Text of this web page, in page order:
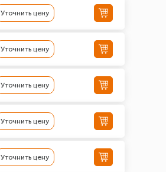
Уточнить цену
Уточнить цену
Уточнить цену
Уточнить цену
Уточнить цену